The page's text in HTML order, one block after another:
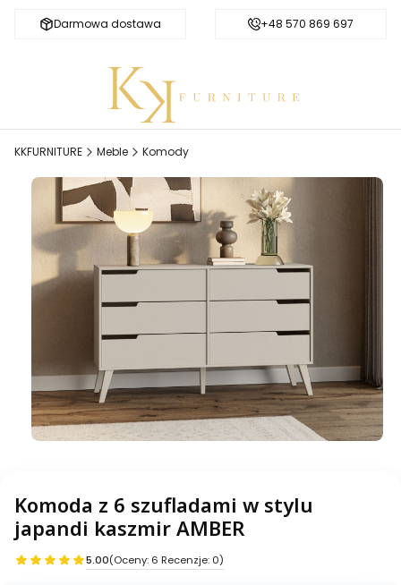
Darmowa dostawa Bezpieczne zakupy
+48 570 869 697
KKFURNITURE Meble Komody
Komoda z 6 szufladami w stylu
japandi kaszmir AMBER
5.00(Oceny: 6 Recenzje: 0)